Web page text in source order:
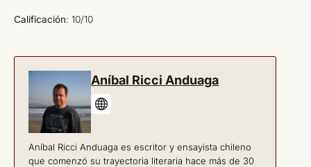
Calificación: 10/10
Aníbal Ricci Anduaga
Aníbal Ricci Anduaga es escritor y ensayista chileno
que comenzó su trayectoria literaria hace más de 30